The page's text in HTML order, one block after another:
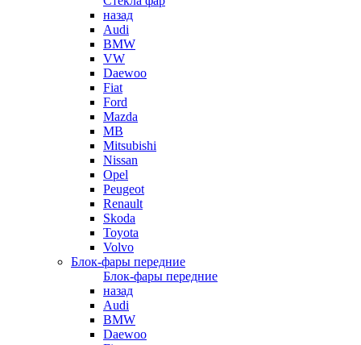
назад
Audi
BMW
VW
Daewoo
Fiat
Ford
Mazda
MB
Mitsubishi
Nissan
Opel
Peugeot
Renault
Skoda
Toyota
Volvo
Блок-фары передние
Блок-фары передние
назад
Audi
BMW
Daewoo